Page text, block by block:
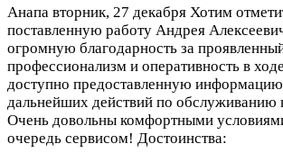
Анапа вторник, 27 декабря Хотим
поставленную работу Андрея
огромную благодарность за
профессионализм и оперативность в
доступно предоставленную информацию
дальнейших действий по обслуживанию
Очень довольны комфортными
очередь сервисом! Достоинства: